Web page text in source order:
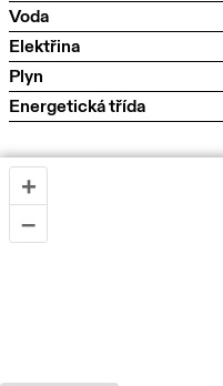
Voda
Elektřina
Plyn
Energetická třída
+
–